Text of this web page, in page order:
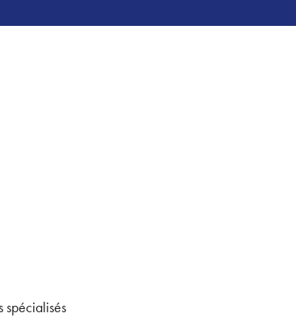
spécialisés